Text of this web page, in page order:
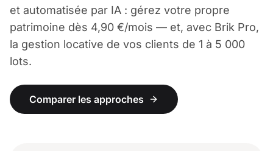
et automatisée par IA : gérez votre propre
patrimoine dès 4,90 €/mois — et, avec Brik Pro,
la gestion locative de vos clients de 1 à 5 000
lots.
Comparer les approches